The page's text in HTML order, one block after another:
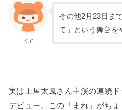
ミヤ
その他2月23日ま
て」という舞台を
実は土屋太鳳さん主演の連続
デビュー。この「まれ」がち